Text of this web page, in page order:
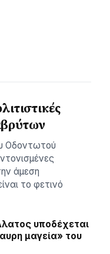
Οδοντωτού
άμεση
το φετινό
υποδέχεται
μαγεία» του